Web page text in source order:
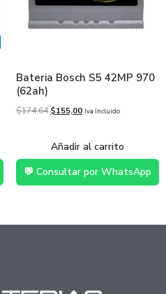
Bateria Bosch S5 42MP 970
(62ah)
$174,64 $155,00 Iva Incluido
Añadir al carrito
💬 Consultar por WhatsApp